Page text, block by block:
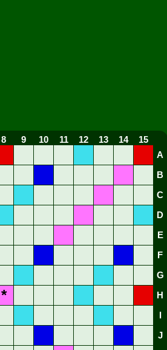
8 9 10 11 12 13 14
15
A
B
C
D
E
F
G
* H
J